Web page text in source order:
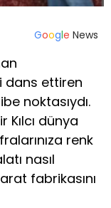
Google News
dans ettiren
noktasıydı.
dünya
renk
nasıl
fabrikasını